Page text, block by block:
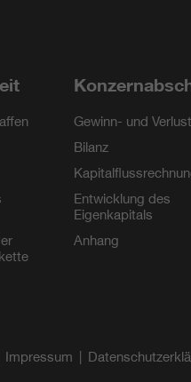
Gewinn- und
Bilanz
Entwicklung des
Eigenkapitals
Anhang
Impressum